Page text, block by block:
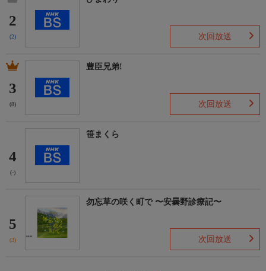
原作：池波正太郎（文芸春秋刊）
企画：市川久夫、鈴木哲夫
プロデューサー：能村庸一、武田功
脚本：下飯坂菊馬
監督：小野田嘉幹
制作：フジテレビ／松竹株式会社
制作協力：京都映画株式会社
2
(2) 次回放送
3
(8)
豊臣兄弟!
次回放送
4
(-)
笹まくら
5
(3)
勿忘草の咲く町で 〜安曇野診療記〜
次回放送